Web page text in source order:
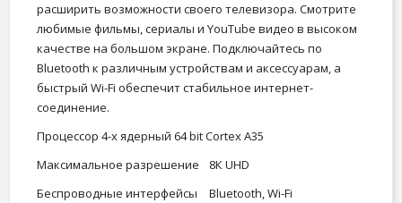
расширить возможности своего телевизора. Смотрите
любимые фильмы, сериалы и YouTube видео в высоком
качестве на большом экране. Подключайтесь по
Bluetooth к различным устройствам и аксессуарам, а
быстрый Wi-Fi обеспечит стабильное интернет-
соединение.
Процессор 4-х ядерный 64 bit Cortex A35
Максимальное разрешение
8К UHD
Беспроводные интерфейсы
Bluetooth, Wi-Fi